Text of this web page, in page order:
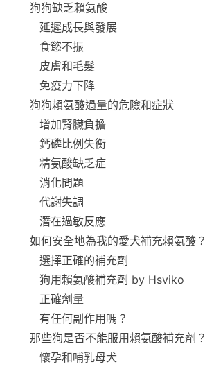
狗狗缺乏賴氨酸
延遲成長與發展
食慾不振
皮膚和毛髮
免疫力下降
狗狗賴氨酸過量的危險和症狀
增加腎臟負擔
鈣磷比例失衡
精氨酸缺乏症
消化問題
代謝失調
潛在過敏反應
如何安全地為我的愛犬補充賴氨酸？
選擇正確的補充劑
狗用賴氨酸補充劑 by Hsviko
正確劑量
有任何副作用嗎？
那些狗是否不能服用賴氨酸補充劑？
懷孕和哺乳母犬